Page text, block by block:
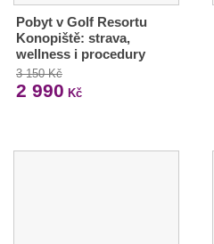
Pobyt v Golf Resortu
Konopiště: strava,
wellness i procedury
3 150 Kč
2 990 Kč